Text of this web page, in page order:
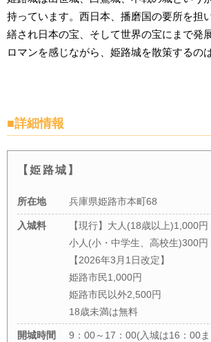
持っています。西日本、播磨国の要所を担
繕され日本の宝、そして世界の宝にまで発
ロマンを感じながら、姫路城を散策するの
■詳細情報
【姫路城】
所在地 兵庫県姫路市本町68
入城料
【現行】大人(18歳以上)1,000円
小人(小・中学生、高校生)300円
【2026年3月1日改定】
姫路市民1,000円
姫路市民以外2,500円
18歳未満は無料
開城時間
9：00～17：00(入城は16：00